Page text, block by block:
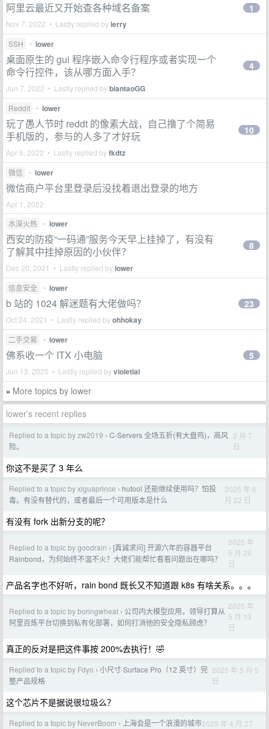
阿里云最近又开始查各种域名备案
Nov 7, 2022 • Lastly replied bylerry
1
SSH • lower
桌面原生的 gui 程序嵌入命令行程序或者实现一个
命令行控件，该从哪方面入手？
Jun 7, 2022 • Lastly replied bybiantaoGG
4
Reddit • lower
玩了愚人节时 reddt 的像素大战，自己撸了个简易
手机版的，参与的人多了才好玩
Apr 6, 2022 • Lastly replied byfkdtz
10
微信 • lower
微信商户平台里登录后没找着退出登录的地方
Apr 1, 2022
水深火热
• lower
西安的防疫“一码通”服务今天早上挂掉了，有没有
了解其中挂掉原因的小伙伴？
Dec 20, 2021 • Lastly replied bylower
8
信息安全 • lower
b 站的 1024 解迷题有大佬做吗？
Oct 24, 2021 • Lastly replied byohhokay
23
二手交易 • lower
佛系收一个 ITX 小电脑
Jun 13, 2020 • Lastly replied byvioletlai
5
» More topics by lower
lower's recent replies
Replied to a topic by zw2019 › C-Servers 全场五折(有大盘鸡)，高风
险。
2 月 7
日
你这不是买了 3 年么
Replied to a topic by xiguaprince › hutool 还能继续使用吗？怕投
毒。有没有替代的，或者最后一个可用版本是什么
2025 年 6
月 22 日
有没有 fork 出新分支的呢？
Replied to a topic by goodrain › [真诚求问] 开源六年的容器平台
Rainbond，为何始终不温不火？大佬们能帮忙看看问题出在哪吗？
2025 年
5 月 26
日
产品名字也不好听，rain bond 既长又不知道跟 k8s 有啥关系。。。
Replied to a topic by boringwheat › 公司内大模型应用，领导打算从
阿里百炼平台切换到私有化部署，如何打消他的安全隐私顾虑？
2025 年
5 月 13
日
真正的反对是把这件事按 200%去执行！🤣
Replied to a topic by Fdyo › 小尺寸 Surface Pro（12 英寸）完
整产品规格
2025 年 5 月 5
日
这个芯片不是据说很垃圾么？
Replied to a topic by NeverBoom › 上海会是一个浪漫的城市2025 年 4 月 27